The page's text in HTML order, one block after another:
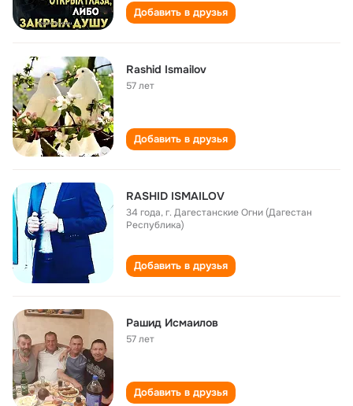
Добавить в друзья
Rashid Ismailov
57 лет
Добавить в друзья
RASHID ISMAILOV
34 года,г. Дагестанские Огни (Дагестан
Республика)
Добавить в друзья
Рашид Исмаилов
57 лет
Добавить в друзья